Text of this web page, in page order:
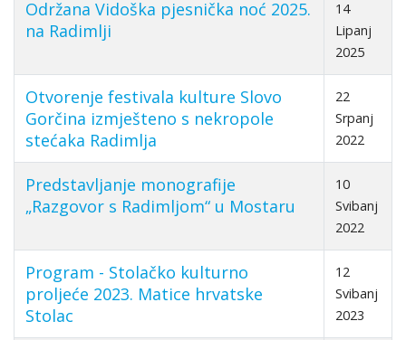
Održana Vidoška pjesnička noć 2025.
na Radimlji
14
Lipanj
2025
Otvorenje festivala kulture Slovo
Gorčina izmješteno s nekropole
stećaka Radimlja
22
Srpanj
2022
Predstavljanje monografije
„Razgovor s Radimljom“ u Mostaru
10
Svibanj
2022
Program - Stolačko kulturno
proljeće 2023. Matice hrvatske
Stolac
12
Svibanj
2023